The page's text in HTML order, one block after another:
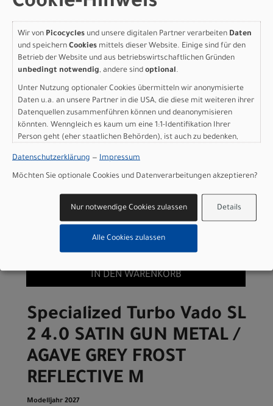
Specialized Turbo Vado SL
2 4.0 SATIN GUN METAL /
AGAVE GREY FROST
REFLECTIVE S
Modelljahr 2027
Art.Nr. 93924-5102
Farbe: SATIN GUN METAL / AGAVE GREY FROST
pro Stück (inkl. MwSt. zzgl. Versandkosten für
Grossartikel)
IN DEN WARENKORB
Specialized Turbo Vado SL
2 4.0 SATIN GUN METAL /
AGAVE GREY FROST
REFLECTIVE M
Modelljahr 2027
Wir von Picocycles und unsere digitalen Partner verarbeiten Daten
und speichern Cookies mittels dieser Website. Einige sind für den
Betrieb der Website und aus betriebswirtschaftlichen Gründen
unbedingt notwendig, andere sind optional.
Unter Nutzung optionaler Cookies übermitteln wir anonymisierte
Daten u.a. an unsere Partner in die USA, die diese mit weiteren ihrer
Datenquellen zusammenführen können und deanonymisieren
könnten. Wenngleich es kaum um eine 1:1-Identifikation Ihrer
Person geht (eher staatlichen Behörden), ist auch zu bedenken,
sind wie bei uns in der Europäischen Union.
Datenschutzerklärung — Impressum
Möchten Sie optionale Cookies und Datenverarbeitungen akzeptieren?
Details
Nur notwendige Cookies zulassen
Alle Cookies zulassen